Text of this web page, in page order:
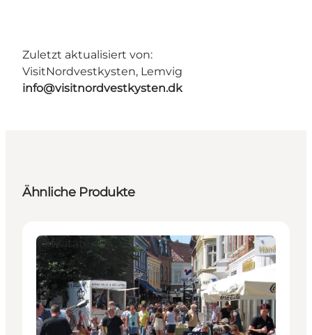
Zuletzt aktualisiert von:
VisitNordvestkysten, Lemvig
info@visitnordvestkysten.dk
Ähnliche Produkte
Aktivitäten